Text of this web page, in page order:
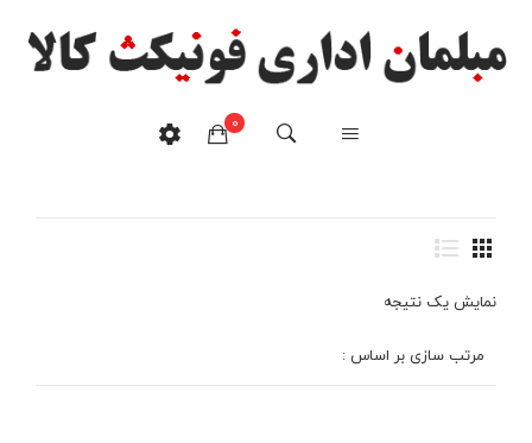
0
میز تحریر کتابخانه دار دو
خانه /
نمایش یک نتیجه
مرتب سازی بر اساس :